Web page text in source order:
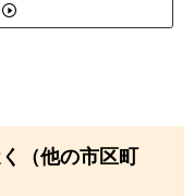
（他の市区町